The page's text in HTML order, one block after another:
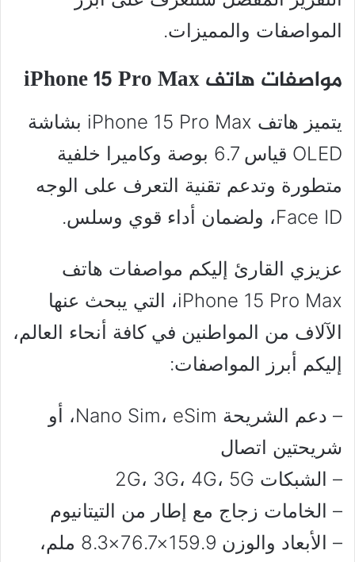
المواصفات والمميزات.
مواصفات هاتف iPhone 15 Pro Max
يتميز هاتف iPhone 15 Pro Max بشاشة
OLED قياس 6.7 بوصة وكاميرا خلفية
متطورة وتدعم تقنية التعرف على الوجه
Face ID، ولضمان أداء قوي وسلس.
عزيزي القارئ إليكم مواصفات هاتف
iPhone 15 Pro Max، التي يبحث عنها
الآلاف من المواطنين في كافة أنحاء العالم،
إليكم أبرز المواصفات:
– دعم الشريحة Nano Sim، eSim، أو
شريحتين اتصال
– الشبكات 2G، 3G، 4G، 5G
– الخامات زجاج مع إطار من التيتانيوم
– الأبعاد والوزن 159.9×76.7×8.3 ملم،